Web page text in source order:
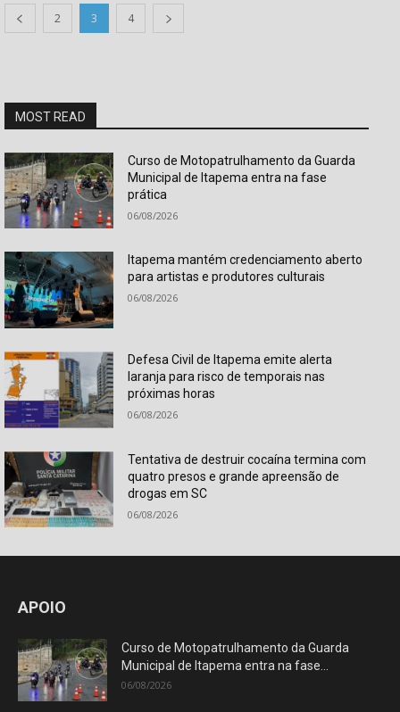
2 3 4
MOST READ
Curso de Motopatrulhamento da Guarda
Municipal de Itapema entra na fase
prática
06/08/2026
Itapema mantém credenciamento aberto
para artistas e produtores culturais
06/08/2026
Defesa Civil de Itapema emite alerta
laranja para risco de temporais nas
próximas horas
06/08/2026
Tentativa de destruir cocaína termina com
quatro presos e grande apreensão de
drogas em SC
06/08/2026
APOIO
Curso de Motopatrulhamento da Guarda
Municipal de Itapema entra na fase...
06/08/2026